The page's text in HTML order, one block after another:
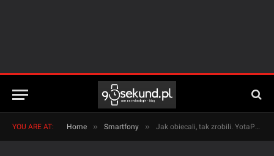
YOU ARE AT: Home » Smartfony » Jak obiecali, tak zrobili. YotaPhone trafia do sprzedaży